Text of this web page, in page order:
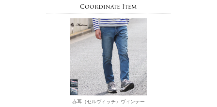
Coordinate Item
赤耳（セルヴィッチ）ヴィンテー